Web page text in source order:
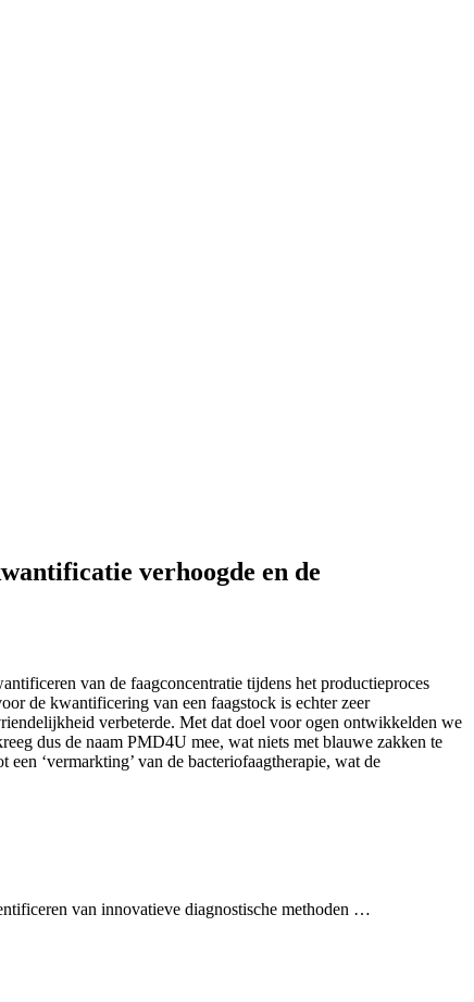
verhoogde en de
van de faagconcentratie tijdens het productieproces
de kwantificering van een faagstock is echter zeer
verbeterde. Met dat doel voor ogen ontwikkelden we
dus de naam PMD4U mee, wat niets met blauwe zakken te
‘vermarkting’ van de bacteriofaagtherapie, wat de
van innovatieve diagnostische methoden …